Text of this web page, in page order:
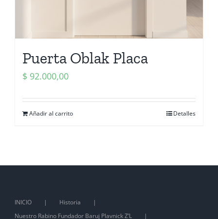
Puerta Oblak Placa
$ 92.000,00
Añadir al carrito Detalles
INICIO
Historia
Nuestro Rabino Fundador Baruj Plavnick Z’L